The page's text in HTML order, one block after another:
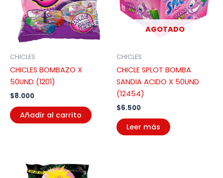
CHICLES
CHICLES BOMBAZO X
50UND (1201)
$8.000
Añadir al carrito
AGOTADO
CHICLES
CHICLE SPLOT BOMBA
SANDIA ACIDO X 50UND
(12454)
$6.500
Leer más